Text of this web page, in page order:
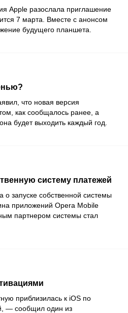
Apple разослала приглашение
7 марта. Вместе с анонсом
будущего планшета.
что новая версия
как сообщалось ранее, а
будет выходить каждый год.
систему платежей
запуске собственной системы
приложений Opera Mobile
партнером системы стал
приблизилась к iOS по
— сообщил один из